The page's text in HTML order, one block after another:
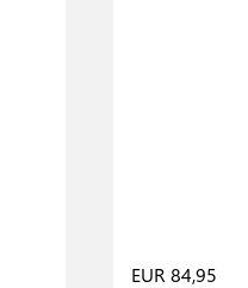
EUR 84,95